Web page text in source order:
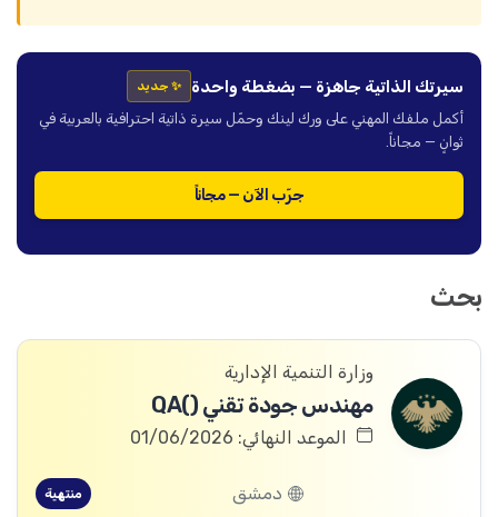
سيرتك الذاتية جاهزة — بضغطة واحدة ✨ جديد
أكمل ملفك المهني على ورك لينك وحمّل سيرة ذاتية احترافية بالعربية في
ثوانٍ — مجاناً.
جرّب الآن — مجاناً
بحث
وزارة التنمية الإدارية
مهندس جودة تقني ()QA
الموعد النهائي: 01/06/2026
دمشق منتهية